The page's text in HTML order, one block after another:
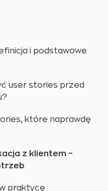
i podstawowe
user stories przed
które naprawdę
z klientem –
praktyce